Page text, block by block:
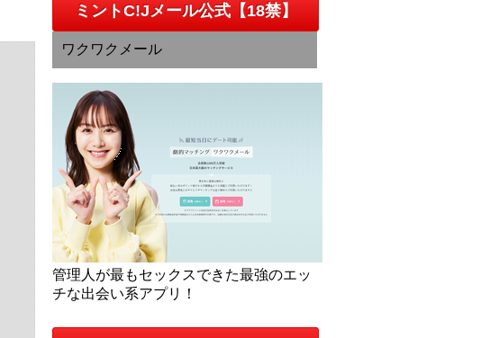
ミントC!Jメール公式【18禁】
ワクワクメール
管理人が最もセックスできた最強のエッ
チな出会い系アプリ！